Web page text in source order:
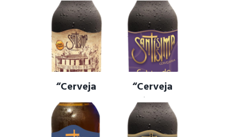
“Cerveja
Museu
Histórico
Abílio Barreto”
“Cerveja
Cobiçada” –
Hazy Ipa
CERVEJA ARTESANAL